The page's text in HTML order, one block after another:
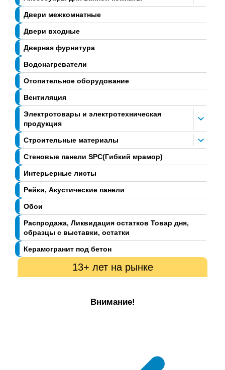
Двери межкомнатные
Двери входные
Дверная фурнитура
Водонагреватели
Отопительное оборудование
Вентиляция
Электротовары и электротехническая
продукция
Строительные материалы
Стеновые панели SPC(Гибкий мрамор)
Интерьерные листы
Рейки, Акустические панели
Обои
Распродажа, Ликвидация остатков Товар дня,
образцы с выставки, остатки
Керамогранит под бетон
13+ лет на рынке
Внимание!